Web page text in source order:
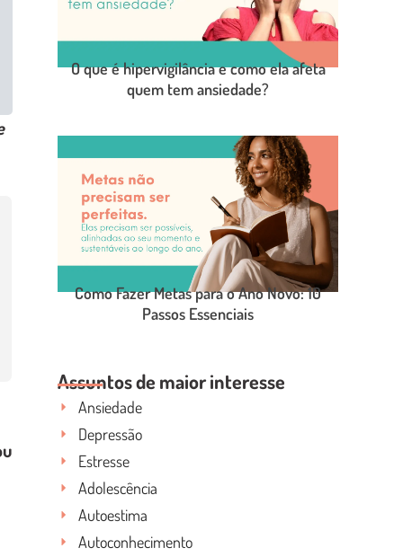
LEIA O POST COMPLETO
O que é hipervigilância e como ela afeta
quem tem ansiedade?
LEIA O POST COMPLETO
Como Fazer Metas para o Ano Novo: 10
Passos Essenciais
Assuntos de maior interesse
Ansiedade
Depressão
Estresse
Adolescência
Autoestima
Autoconhecimento